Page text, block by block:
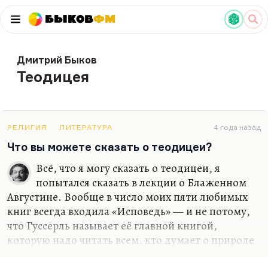
БыковФМ
Дмитрий Быков
Теодицея
РЕЛИГИЯ ЛИТЕРАТУРА 4 года назад
Что вы можете сказать о теодицеи?
Всё, что я могу сказать о теодицеи, я
попытался сказать в лекции о Блаженном
Августине. Вообще в число моих пяти любимых
книг всегда входила «Исповедь» — и не потому,
что Гуссерль называет её главной книгой,
которую надо читать всем, кто думает о природе